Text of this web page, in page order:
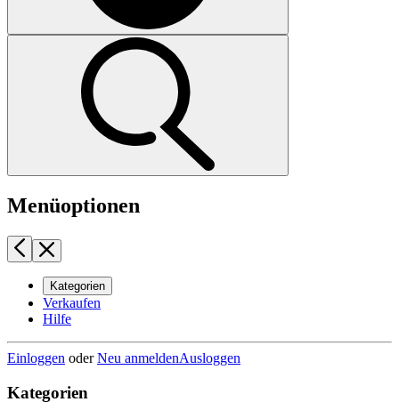
Menüoptionen
Kategorien
Verkaufen
Hilfe
Einloggen oderNeu anmeldenAusloggen
Kategorien